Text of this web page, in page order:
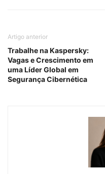
Artigo anterior
Trabalhe na Kaspersky:
Vagas e Crescimento em
uma Líder Global em
Segurança Cibernética